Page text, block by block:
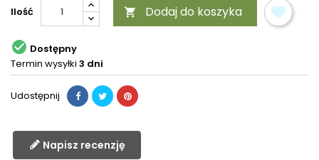
Ilość  Dodaj do koszyka
 Dostępny
Termin wysyłki 3 dni
Udostępnij
Napisz recenzję